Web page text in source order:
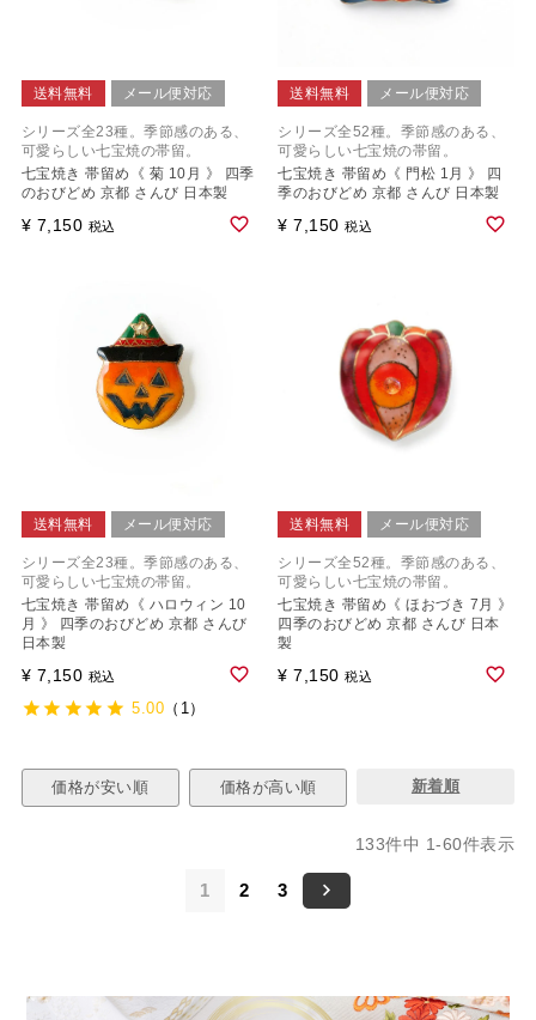
送料無料 メール便対応
シリーズ全23種。季節感のある、
可愛らしい七宝焼の帯留。
七宝焼き 帯留め《 菊 10月 》 四季
のおびどめ 京都 さんび 日本製
¥ 7,150 税込
送料無料 メール便対応
シリーズ全52種。季節感のある、
可愛らしい七宝焼の帯留。
七宝焼き 帯留め《 門松 1月 》 四
季のおびどめ 京都 さんび 日本製
¥ 7,150 税込
送料無料 メール便対応
シリーズ全23種。季節感のある、
可愛らしい七宝焼の帯留。
七宝焼き 帯留め《 ハロウィン 10
月 》 四季のおびどめ 京都 さんび
日本製
¥ 7,150 税込
5.00 （1）
送料無料 メール便対応
シリーズ全52種。季節感のある、
可愛らしい七宝焼の帯留。
七宝焼き 帯留め《 ほおづき 7月 》
四季のおびどめ 京都 さんび 日本
製
¥ 7,150 税込
価格が安い順 価格が高い順 新着順
133件中 1-60件表示
1 2 3